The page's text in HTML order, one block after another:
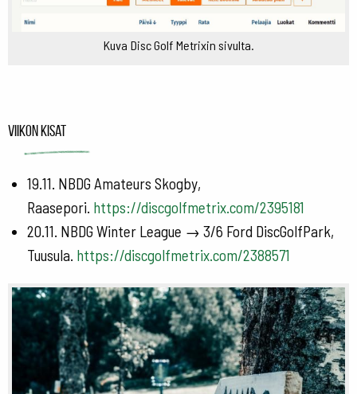
Kuva Disc Golf Metrixin sivulta.
Viikon kisat
19.11. NBDG Amateurs Skogby,
Raasepori. https://discgolfmetrix.com/2395181
20.11. NBDG Winter League → 3/6 Ford DiscGolfPark,
Tuusula. https://discgolfmetrix.com/2388571